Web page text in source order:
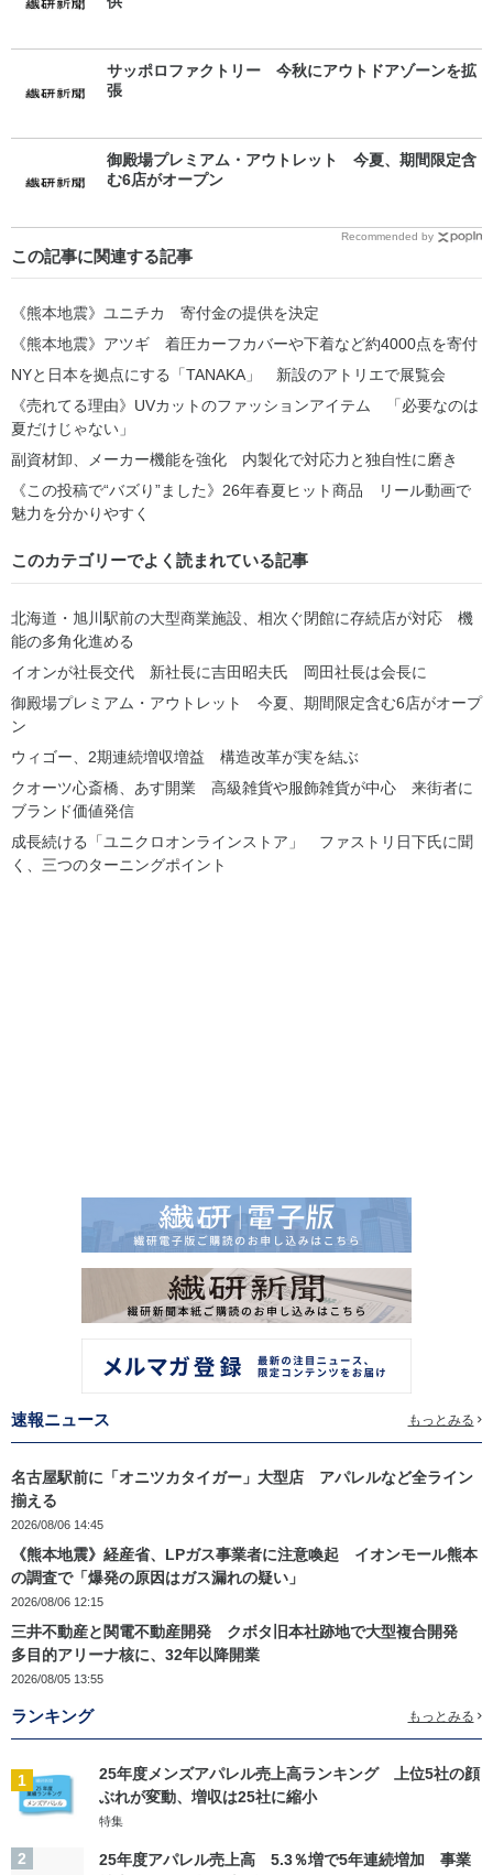
サッポロファクトリー 今秋にアウトドアゾーンを拡
張
御殿場プレミアム・アウトレット 今夏、期間限定含
む6店がオープン
Recommended by
この記事に関連する記事
《熊本地震》ユニチカ 寄付金の提供を決定
《熊本地震》アツギ 着圧カーフカバーや下着など約4000点を寄付
NYと日本を拠点にする「TANAKA」 新設のアトリエで展覧会
《売れてる理由》UVカットのファッションアイテム 「必要なのは
夏だけじゃない」
副資材卸、メーカー機能を強化 内製化で対応力と独自性に磨き
《この投稿で“バズり”ました》26年春夏ヒット商品 リール動画で
魅力を分かりやすく
このカテゴリーでよく読まれている記事
北海道・旭川駅前の大型商業施設、相次ぐ閉館に存続店が対応 機
能の多角化進める
イオンが社長交代 新社長に吉田昭夫氏 岡田社長は会長に
御殿場プレミアム・アウトレット 今夏、期間限定含む6店がオープ
ン
ウィゴー、2期連続増収増益 構造改革が実を結ぶ
クオーツ心斎橋、あす開業 高級雑貨や服飾雑貨が中心 来街者に
ブランド価値発信
成長続ける「ユニクロオンラインストア」 ファストリ日下氏に聞
く、三つのターニングポイント
速報ニュース もっとみる
名古屋駅前に「オニツカタイガー」大型店 アパレルなど全ライン
揃える
2026/08/06 14:45
《熊本地震》経産省、LPガス事業者に注意喚起 イオンモール熊本
の調査で「爆発の原因はガス漏れの疑い」
2026/08/06 12:15
三井不動産と関電不動産開発 クボタ旧本社跡地で大型複合開発
多目的アリーナ核に、32年以降開業
2026/08/05 13:55
ランキング もっとみる
1
25年度メンズアパレル売上高ランキング 上位5社の顔
ぶれが変動、増収は25社に縮小
特集
2
25年度アパレル売上高 5.3％増で5年連続増加 事業